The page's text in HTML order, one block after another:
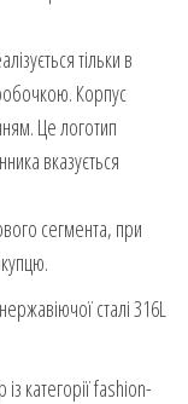
тільки в
Корпус
Це логотип
вказується
сегмента, при
сталі 316L
категорії fashion-